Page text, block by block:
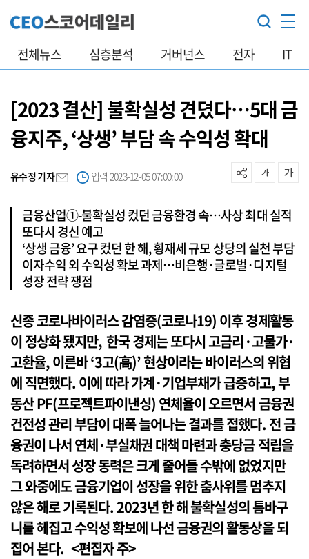
전체뉴스 심층분석 거버넌스 전자 IT
[2023 결산] 불확실성 견뎠다…5대 금
융지주, ‘상생’ 부담 속 수익성 확대
유수정 기자 입력 2023-12-05 07:00:00
금융산업①-불확실성 컸던 금융환경 속…사상 최대 실적
또다시 경신 예고
‘상생 금융’ 요구 컸던 한 해, 횡재세 규모 상당의 실천 부담
이자수익 외 수익성 확보 과제…비은행·글로벌·디지털
성장 전략 쟁점
신종 코로나바이러스 감염증(코로나19) 이후 경제활동
이 정상화 됐지만, 한국 경제는 또다시 고금리·고물가·
고환율, 이른바 ‘3고(高)’ 현상이라는 바이러스의 위협
에 직면했다. 이에 따라 가계·기업부채가 급증하고, 부
동산 PF(프로젝트파이낸싱) 연체율이 오르면서 금융권
건전성 관리 부담이 대폭 늘어나는 결과를 접했다. 전 금
융권이 나서 연체·부실채권 대책 마련과 충당금 적립을
독려하면서 성장 동력은 크게 줄어들 수밖에 없었지만
그 와중에도 금융기업이 성장을 위한 춤사위를 멈추지
않은 해로 기록된다. 2023년 한 해 불확실성의 틈바구
니를 헤집고 수익성 확보에 나선 금융권의 활동상을 되
집어 본다. <편집자 주>